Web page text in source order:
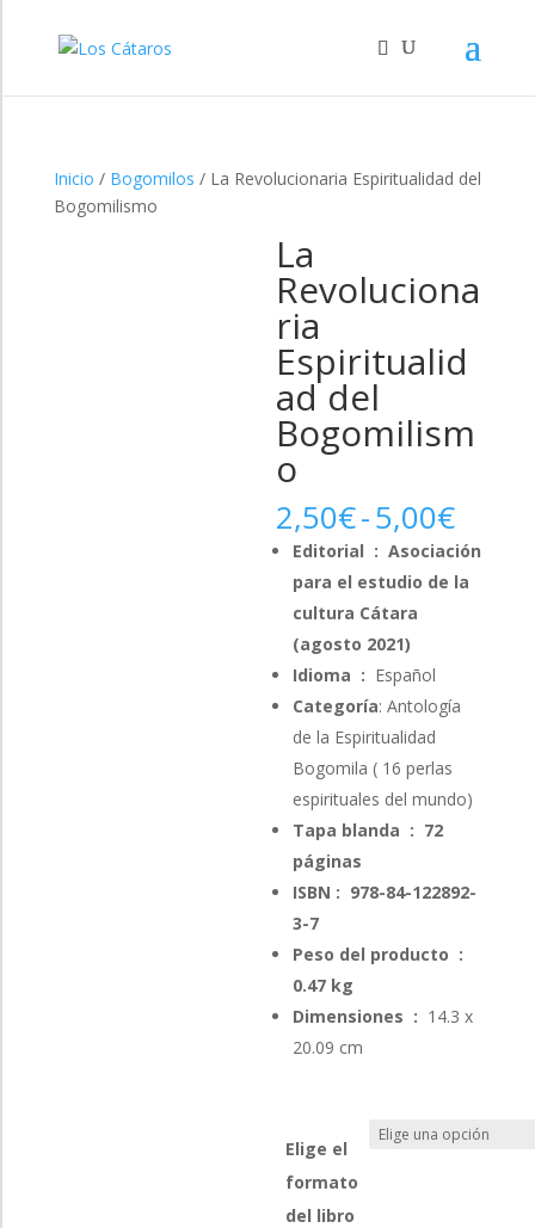
Inicio / Bogomilos / La Revolucionaria Espiritualidad del
Bogomilismo
La
Revoluciona
ria
Espiritualid
ad del
Bogomilism
o
2,50€-5,00€
de
Editorial ‏ : ‎Asociación
para el estudio de la
cultura Cátara
(agosto 2021)
Idioma ‏ : ‎ Español
Categoría: Antología
de la Espiritualidad
Bogomila ( 16 perlas
espirituales del mundo)
Tapa blanda ‏ : ‎ 72
páginas
ISBN : ‎ 978-84-122892-
3-7
Peso del producto ‏ : ‎
0.47 kg
Dimensiones ‏ : ‎ 14.3 x
20.09 cm
Elige el
formato
del libro